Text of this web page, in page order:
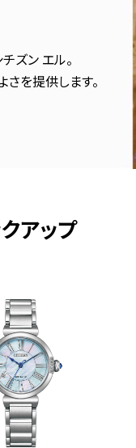
ズン エル。
を提供します。
アップ